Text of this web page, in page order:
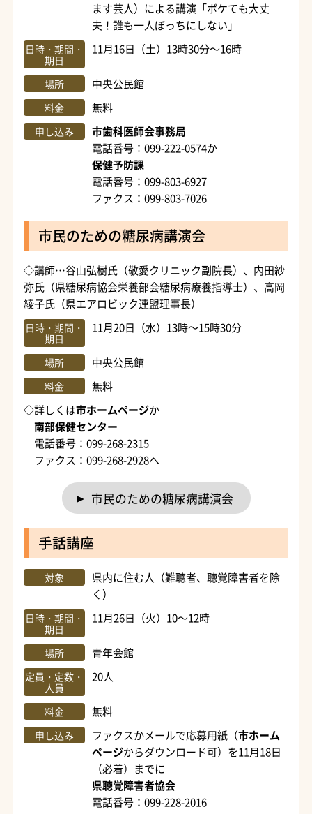
ます芸人）による講演「ボケても大丈
夫！誰も一人ぼっちにしない」
日時・期間・
期日
11月16日（土）13時30分～16時
場所 中央公民館
料金 無料
申し込み
市歯科医師会事務局
電話番号：099-222-0574か
保健予防課
電話番号：099-803-6927
ファクス：099-803-7026
市民のための糖尿病講演会
◇講師…谷山弘樹氏（敬愛クリニック副院長）、内田紗
弥氏（県糖尿病協会栄養部会糖尿病療養指導士）、高岡
綾子氏（県エアロビック連盟理事長）
日時・期間・
期日
11月20日（水）13時～15時30分
場所 中央公民館
料金
無料
◇詳しくは市ホームページか
南部保健センター
電話番号：099-268-2315
ファクス：099-268-2928へ
市民のための糖尿病講演会
手話講座
対象
県内に住む人（難聴者、聴覚障害者を除
く）
日時・期間・
期日
11月26日（火）10～12時
場所 青年会館
定員・定数・
人員
20人
料金 無料
申し込み ファクスかメールで応募用紙（市ホーム
ページからダウンロード可）を11月18日
（必着）までに
県聴覚障害者協会
電話番号：099-228-2016